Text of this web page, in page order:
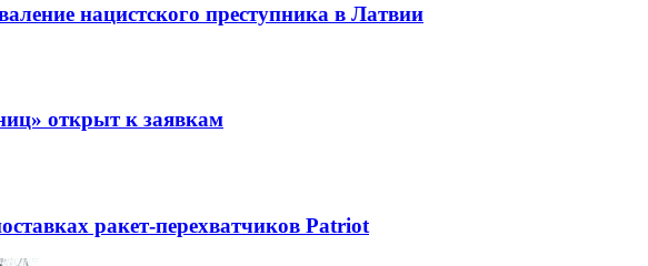
нацистского преступника в Латвии
открыт к заявкам
ракет-перехватчиков Patriot